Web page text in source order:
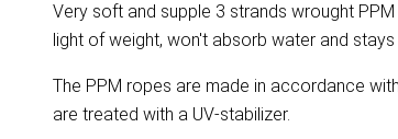
Very soft and supple 3 strands wrought
light of weight, won't absorb water and
The PPM ropes are made in accordance
are treated with a UV-stabilizer.